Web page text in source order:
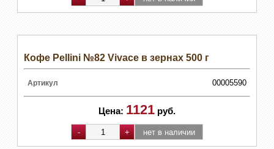
Кофе Pellini №82 Vivace в зернах 500 г
Артикул 00005590
Цена: 1121 руб.